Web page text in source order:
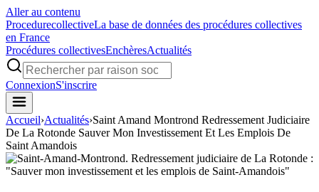
Aller au contenu
ProcedurecollectiveLa base de données des procédures collectives
en France
Procédures collectivesEnchèresActualités
ConnexionS'inscrire
Accueil›Actualités›Saint Amand Montrond Redressement Judiciaire
De La Rotonde Sauver Mon Investissement Et Les Emplois De
Saint Amandois